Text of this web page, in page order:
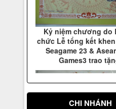
Kỷ niệm chương do
chức Lễ tổng kết khen
Seagame 23 &
Games3 trao
CHI NHÁNH